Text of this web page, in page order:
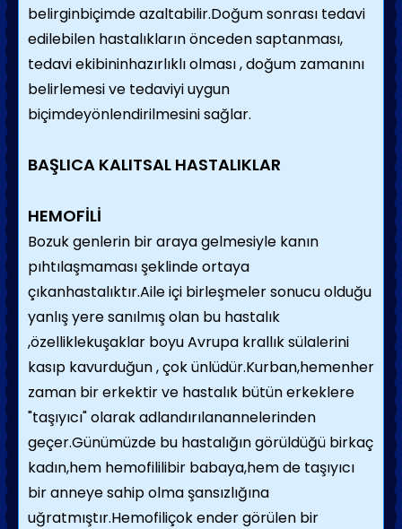
belirginbiçimde azaltabilir.Doğum sonrası tedavi
edilebilen hastalıkların önceden saptanması,
tedavi ekibininhazırlıklı olması , doğum zamanını
belirlemesi ve tedaviyi uygun
biçimdeyönlendirilmesini sağlar.
BAŞLICA KALITSAL HASTALIKLAR
HEMOFİLİ
Bozuk genlerin bir araya gelmesiyle kanın
pıhtılaşmaması şeklinde ortaya
çıkanhastalıktır.Aile içi birleşmeler sonucu olduğu
yanlış yere sanılmış olan bu hastalık
,özelliklekuşaklar boyu Avrupa krallık sülalerini
kasıp kavurduğun , çok ünlüdür.Kurban,hemenher
zaman bir erkektir ve hastalık bütün erkeklere
"taşıyıcı" olarak adlandırılanannelerinden
geçer.Günümüzde bu hastalığın görüldüğü birkaç
kadın,hem hemofililibir babaya,hem de taşıyıcı
bir anneye sahip olma şansızlığına
uğratmıştır.Hemofiliçok ender görülen bir